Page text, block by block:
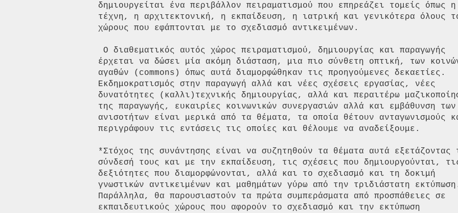
δημιουργείται ένα περιβάλλον πειραματισμού που επηρεάζει τομείς όπως η
τέχνη, η αρχιτεκτονική, η εκπαίδευση, η ιατρική και γενικότερα όλους
χώρους που εφάπτονται με το σχεδιασμό αντικειμένων.
έρχεται να δώσει μία ακόμη διάσταση, μια πιο σύνθετη οπτική, των
αγαθών (commons) όπως αυτά διαμορφώθηκαν τις προηγούμενες δεκαετίες.
Εκδημοκρατισμός στην παραγωγή αλλά και νέες σχέσεις εργασίας, νέες
δυνατότητες (καλλι)τεχνικής δημιουργίας, αλλά και περαιτέρω
της παραγωγής, ευκαιρίες κοινωνικών συνεργασιών αλλά και εμβάθυνση των
ανισοτήτων είναι μερικά από τα θέματα, τα οποία θέτουν ανταγωνισμούς
περιγράφουν τις εντάσεις τις οποίες και θέλουμε να αναδείξουμε.
*Στόχος της συνάντησης είναι να συζητηθούν τα θέματα αυτά εξετάζοντας
σύνδεσή τους και με την εκπαίδευση, τις σχέσεις που δημιουργούνται,
δεξιότητες που διαμορφώνονται, αλλά και το σχεδιασμό και τη δοκιμή
γνωστικών αντικειμένων και μαθημάτων γύρω από την τριδιάστατη
Παράλληλα, θα παρουσιαστούν τα πρώτα συμπεράσματα από προσπάθειες σε
εκπαιδευτικούς χώρους που αφορούν το σχεδιασμό και την εκτύπωση